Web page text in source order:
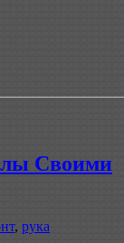
Своими
, рука